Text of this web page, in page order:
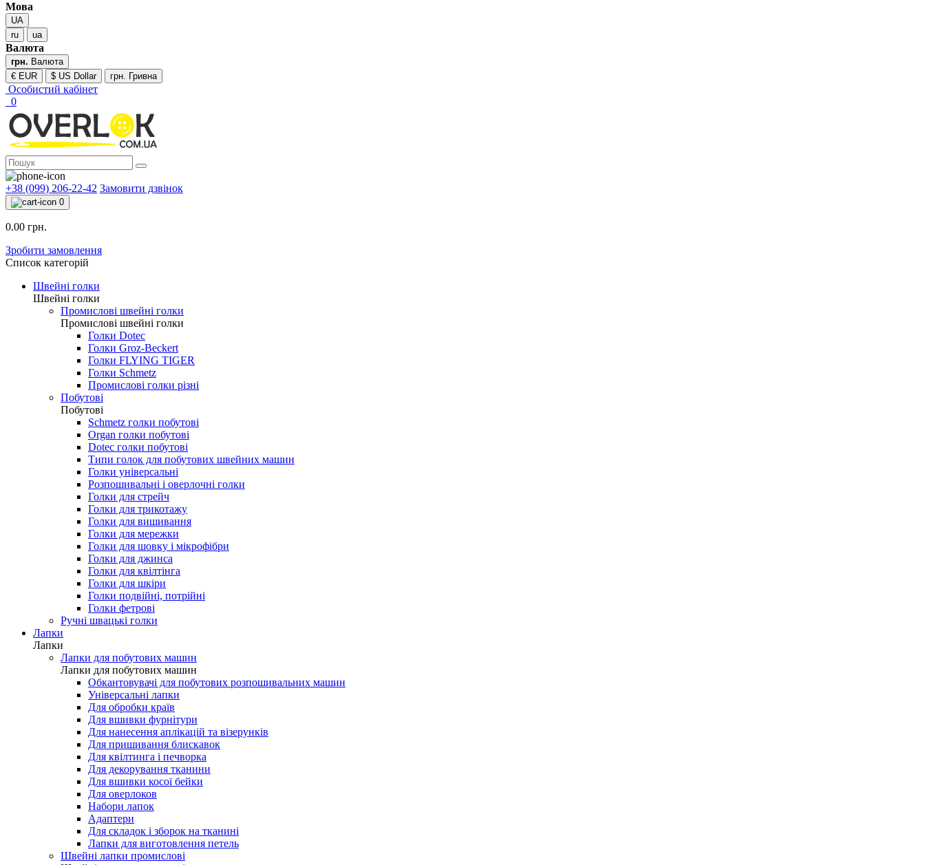
Мова
UA
ru
ua
Валюта
грн. Валюта
€ EUR
$ US Dollar грн. Гривна
Особистий кабінет
0
+38 (099) 206-22-42 Замовити дзвінок
0
0.00 грн.
Зробити замовлення
Список категорій
Швейні голки
Швейні голки
Промислові швейні голки
Промислові швейні голки
Голки Dotec
Голки Groz-Beckert
Голки FLYING TIGER
Голки Schmetz
Промислові голки різні
Побутові
Побутові
Schmetz голки побутові
Organ голки побутові
Dotec голки побутові
Типи голок для побутових швейних машин
Голки універсальні
Розпошивальні і оверлочні голки
Голки для стрейч
Голки для трикотажу
Голки для вишивання
Голки для мережки
Голки для шовку і мікрофібри
Голки для джинса
Голки для квілтінга
Голки для шкіри
Голки подвійні, потрійні
Голки фетрові
Ручні швацькі голки
Лапки
Лапки
Лапки для побутових машин
Лапки для побутових машин
Обкантовувачі для побутових розпошивальних машин
Універсальні лапки
Для обробки країв
Для вшивки фурнітури
Для нанесення аплікацій та візерунків
Для пришивання блискавок
Для квілтинга і печворка
Для декорування тканини
Для вшивки косої бейки
Для оверлоков
Набори лапок
Адаптери
Для складок і зборок на тканині
Лапки для виготовлення петель
Швейні лапки промислові